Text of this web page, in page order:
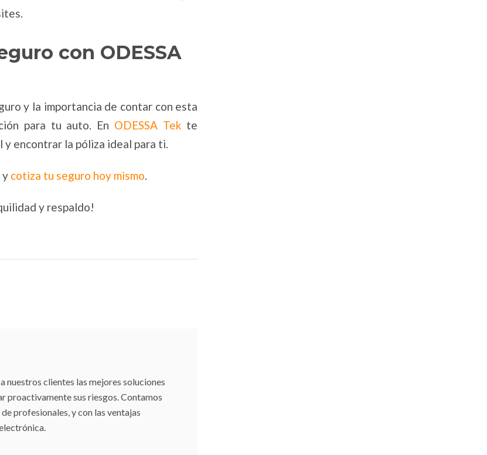
con ODESSA
y la importancia de contar con esta
para tu auto. En ODESSA Tek te
y encontrar la póliza ideal para ti.
y cotiza tu seguro hoy mismo
y respaldo!
nuestros clientes las mejores soluciones
proactivamente sus riesgos. Contamos
profesionales, y con las ventajas